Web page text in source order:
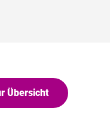
Übersicht